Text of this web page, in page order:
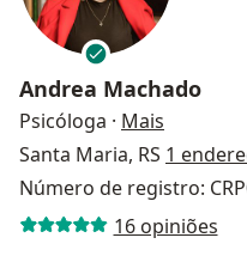
Andrea Machado
Psicóloga · Mais
Santa Maria, RS 1
Número de registro:
16 opiniões